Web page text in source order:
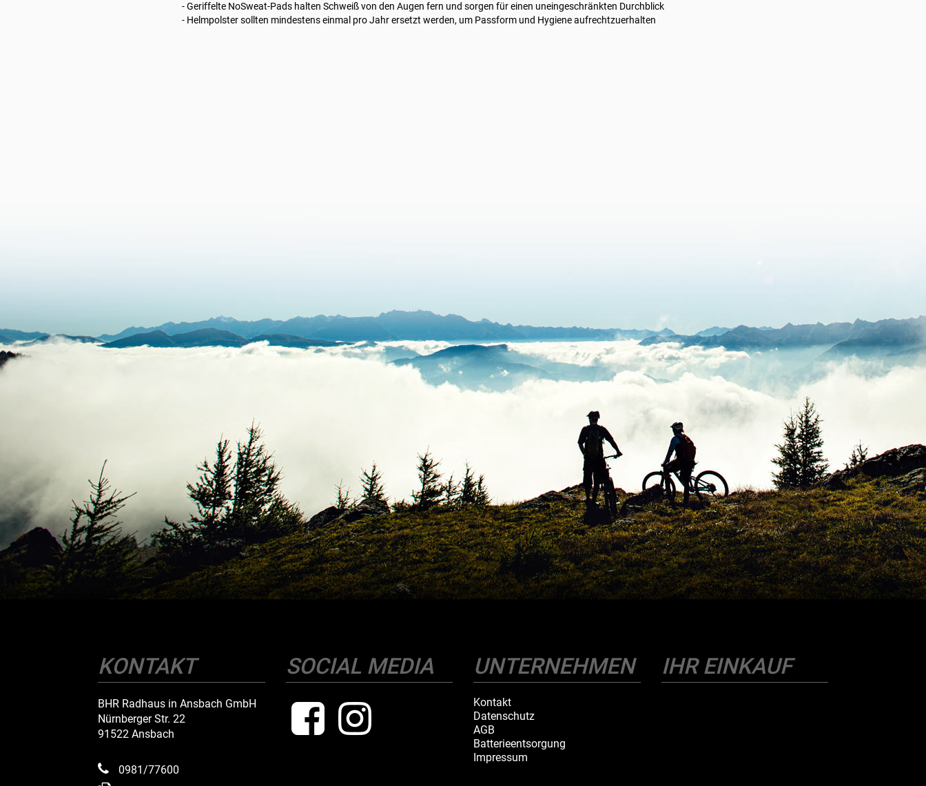
- Geriffelte NoSweat-Pads halten Schweiß von den Augen fern und sorgen für einen uneingeschränkten Durchblick
- Helmpolster sollten mindestens einmal pro Jahr ersetzt werden, um Passform und Hygiene aufrechtzuerhalten
KONTAKT
BHR Radhaus in Ansbach GmbH
Nürnberger Str. 22
91522 Ansbach
0981/77600
SOCIAL MEDIA UNTERNEHMEN
Kontakt
Datenschutz
AGB
Batterieentsorgung
Impressum
IHR EINKAUF